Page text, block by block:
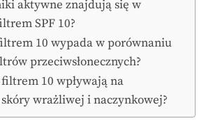
aktywne znajdują się w
SPF 10?
10 wypada w porównaniu
przeciwsłonecznych?
10 wpływają na
wrażliwej i naczynkowej?